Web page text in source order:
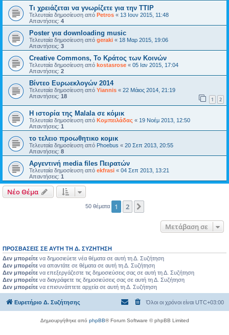
Τι χρειάζεται να γνωρίζετε για την TTIP
Τελευταία δημοσίευση από Petros « 13 Ιουν 2015, 11:48
Απαντήσεις: 4
Poster για downloading music
Τελευταία δημοσίευση από geraki « 18 Μαρ 2015, 19:06
Απαντήσεις: 3
Creative Commons, Το Κράτος των Κοινών
Τελευταία δημοσίευση από kostasrose « 05 Ιαν 2015, 17:04
Απαντήσεις: 2
Βίντεο Ευρωεκλογών 2014
Τελευταία δημοσίευση από Yiannis « 22 Μάιος 2014, 21:19
Απαντήσεις: 18 1 2
Η ιστορία της Malala σε κόμικ
Τελευταία δημοσίευση από Κομπειλάδας « 19 Νοέμ 2013, 12:50
Απαντήσεις: 1
το τελειο προωθητικο κομικ
Τελευταία δημοσίευση από Phoebus « 20 Σεπ 2013, 20:55
Απαντήσεις: 8
Αργεντινή media files Πειρατών
Τελευταία δημοσίευση από ekfrasi « 04 Σεπ 2013, 13:21
Απαντήσεις: 1
Νέο Θέμα
50 θέματα 1 2
Μετάβαση σε
ΠΡΟΣΒΆΣΕΙΣ ΣΕ ΑΥΤΉ ΤΗ Δ. ΣΥΖΉΤΗΣΗ
Δεν μπορείτε να δημοσιεύετε νέα θέματα σε αυτή τη Δ. Συζήτηση
Δεν μπορείτε να απαντάτε σε θέματα σε αυτή τη Δ. Συζήτηση
Δεν μπορείτε να επεξεργάζεστε τις δημοσιεύσεις σας σε αυτή τη Δ. Συζήτηση
Δεν μπορείτε να διαγράφετε τις δημοσιεύσεις σας σε αυτή τη Δ. Συζήτηση
Δεν μπορείτε να επισυνάπτετε αρχεία σε αυτή τη Δ. Συζήτηση
Ευρετήριο Δ. Συζήτησης Όλοι οι χρόνοι είναι UTC+03:00
Δημιουργήθηκε από phpBB® Forum Software © phpBB Limited